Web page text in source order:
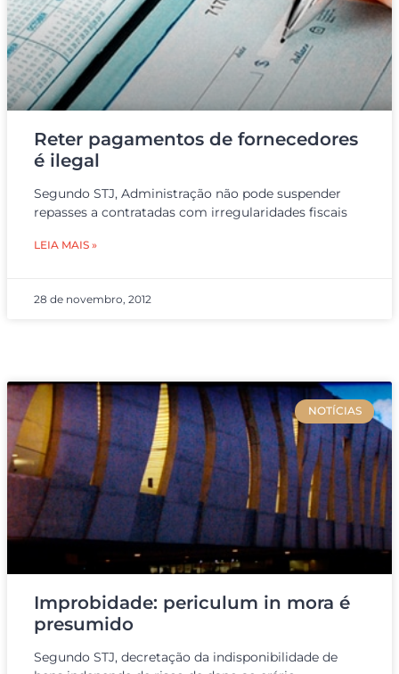
Reter pagamentos de fornecedores
é ilegal
Segundo STJ, Administração não pode suspender
repasses a contratadas com irregularidades fiscais
LEIA MAIS »
28 de novembro, 2012
NOTÍCIAS
Improbidade: periculum in mora é
presumido
Segundo STJ, decretação da indisponibilidade de